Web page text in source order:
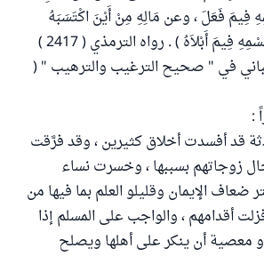
فِيمَ فَعَلَ ، وعن مَالِهِ مِنْ أَيْنَ اكْتَسَبَهُ
وَفيمَ أَنْفَقَهُ ، وعن جِسْمِهِ فِيمَ أَبْلاَهُ ) . رواه الترمذي ( 2417 )
في " صحيح الترغيب والترهيب " (
:
قد أفسدت أخلاق كثيرين ، وقد فرَّقت
زوجاتهم بسببها ، وخسرت نساء
ضعاف الإيمان وقليلو العلم بما فيها من
أقدامهم ، والواجب على المسلم إذا
معصية أن ينكر على أهلها ويصلح